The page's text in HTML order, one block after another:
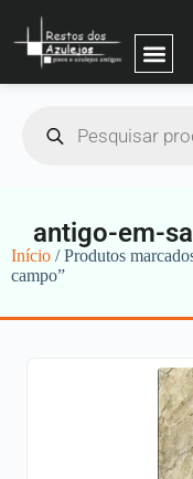
antigo-em-
Início / Produtos
campo”